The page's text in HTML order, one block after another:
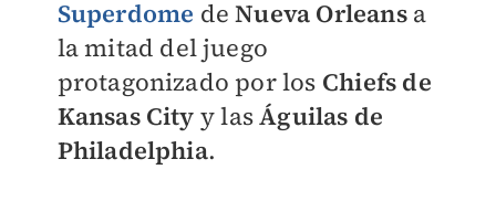
Superdome deNueva Orleansa
la mitad del juego
protagonizado por los Chiefs de
Kansas City y lasÁguilas de
Philadelphia.